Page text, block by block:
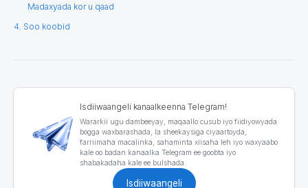
Madaxyada kor u qaad
4. Soo koobid
Isdiiwaangeli kanaalkeenna Telegram!
Wararkii ugu dambeeyay, maqaallo cusub iyo fiidiyowyada
bogga waxbarashada, la sheekaysiga ciyaartoyda,
farriimaha macalinka, sahaminta xiisaha leh iyo waxyaabo
kale oo badan kanaalka Telegram ee goobta iyo
shabakadaha kale ee bulshada.
Isdiiwaangeli